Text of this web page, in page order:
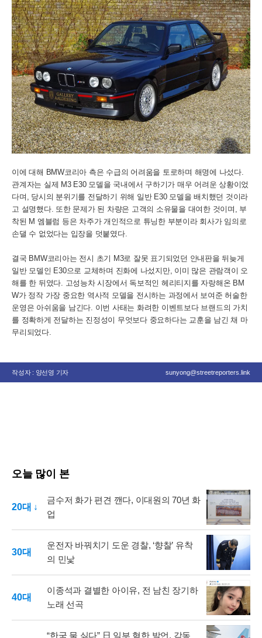
이에 대해 BMW코리아 측은 수급의 어려움을 토로하며 해명에 나섰다.
관계자는 실제 M3 E30 모델을 국내에서 구하기가 매우 어려운 상황이었
다며, 당시의 분위기를 전달하기 위해 일반 E30 모델을 배치했던 것이라
고 설명했다. 또한 문제가 된 차량은 고객의 소유물을 대여한 것이며, 부
착된 M 엠블럼 등은 차주가 개인적으로 튜닝한 부분이라 회사가 임의로
손댈 수 없었다는 입장을 덧붙였다.
결국 BMW코리아는 전시 초기 M3로 잘못 표기되었던 안내판을 뒤늦게
일반 모델인 E30으로 교체하며 진화에 나섰지만, 이미 많은 관람객이 오
해를 한 뒤였다. 고성능차 시장에서 독보적인 헤리티지를 자랑해온 BM
W가 정작 가장 중요한 역사적 모델을 전시하는 과정에서 보여준 허술한
운영은 아쉬움을 남긴다. 이번 사태는 화려한 이벤트보다 브랜드의 가치
를 정확하게 전달하는 진정성이 무엇보다 중요하다는 교훈을 남긴 채 마
무리되었다.
작성자 : 양선영 기자 sunyong@streetreporters.link
오늘 많이 본
20대 ↓
금수저 화가 편견 깬다, 이대원의 70년 화
업
30대
운전자 바꿔치기 도운 경찰, ‘향찰’ 유착
의 민낯
40대
이종석과 결별한 아이유, 전 남친 장기하
노래 선곡
“한국 물 싫다” 日 일부 혐한 발언, 감동